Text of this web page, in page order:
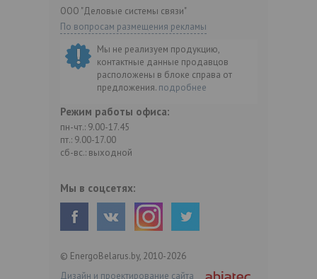
ООО "Деловые системы связи"
По вопросам размещения рекламы
Мы не реализуем продукцию,
контактные данные продавцов
расположены в блоке справа от
предложения. подробнее
Режим работы офиса:
пн-чт.: 9.00-17.45
пт.: 9.00-17.00
сб-вс.: выходной
Мы в соцсетях:
© EnergoBelarus.by, 2010-2026
Дизайн и проектирование сайта